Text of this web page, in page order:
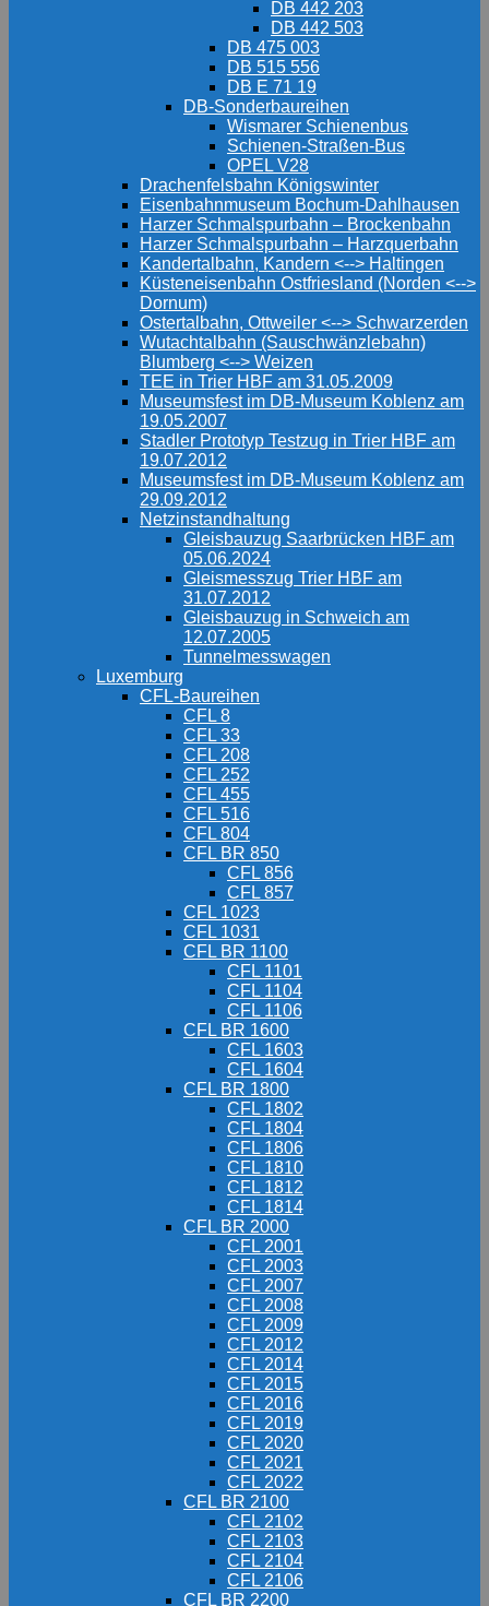
DB 442 203
DB 442 503
DB 475 003
DB 515 556
DB E 71 19
DB-Sonderbaureihen
Wismarer Schienenbus
Schienen-Straßen-Bus
OPEL V28
Drachenfelsbahn Königswinter
Eisenbahnmuseum Bochum-Dahlhausen
Harzer Schmalspurbahn – Brockenbahn
Harzer Schmalspurbahn – Harzquerbahn
Kandertalbahn, Kandern <--> Haltingen
Küsteneisenbahn Ostfriesland (Norden <-->
Dornum)
Ostertalbahn, Ottweiler <--> Schwarzerden
Wutachtalbahn (Sauschwänzlebahn)
Blumberg <--> Weizen
TEE in Trier HBF am 31.05.2009
Museumsfest im DB-Museum Koblenz am
19.05.2007
Stadler Prototyp Testzug in Trier HBF am
19.07.2012
Museumsfest im DB-Museum Koblenz am
29.09.2012
Netzinstandhaltung
Gleisbauzug Saarbrücken HBF am
05.06.2024
Gleismesszug Trier HBF am
31.07.2012
Gleisbauzug in Schweich am
12.07.2005
Tunnelmesswagen
Luxemburg
CFL-Baureihen
CFL 8
CFL 33
CFL 208
CFL 252
CFL 455
CFL 516
CFL 804
CFL BR 850
CFL 856
CFL 857
CFL 1023
CFL 1031
CFL BR 1100
CFL 1101
CFL 1104
CFL 1106
CFL BR 1600
CFL 1603
CFL 1604
CFL BR 1800
CFL 1802
CFL 1804
CFL 1806
CFL 1810
CFL 1812
CFL 1814
CFL BR 2000
CFL 2001
CFL 2003
CFL 2007
CFL 2008
CFL 2009
CFL 2012
CFL 2014
CFL 2015
CFL 2016
CFL 2019
CFL 2020
CFL 2021
CFL 2022
CFL BR 2100
CFL 2102
CFL 2103
CFL 2104
CFL 2106
CFL BR 2200